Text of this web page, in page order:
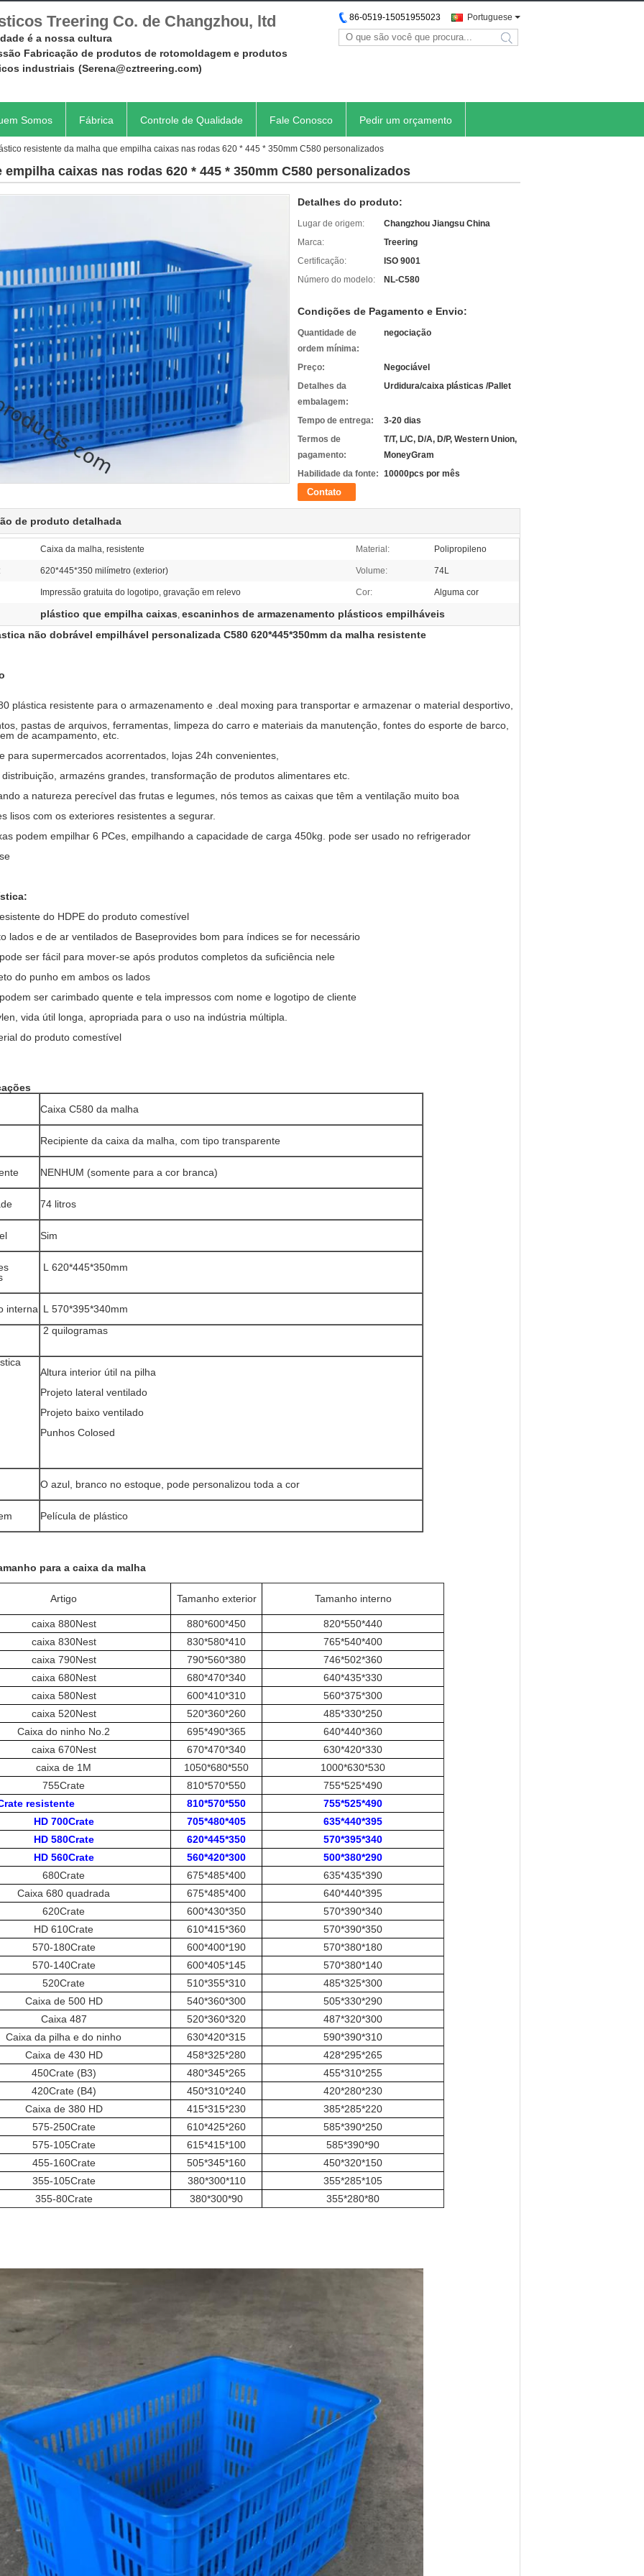
Treering Co. de Changzhou, ltd
é a nossa cultura
Fabricação de produtos de rotomoldagem e produtos
industriais (Serena@cztreering.com)
Portuguese
86-0519-15051955023
search
Somos Fábrica Controle de Qualidade Fale Conosco Pedir um orçamento
resistente da malha que empilha caixas nas rodas 620 * 445 * 350mm C580 personalizados
caixas nas rodas 620 * 445 * 350mm C580 personalizados
Detalhes do produto:
Lugar de origem:
Changzhou Jiangsu China
Marca:
Treering
Certificação:
ISO 9001
Número do modelo:
NL-C580
Condições de Pagamento e Envio:
Quantidade de
ordem mínima:
negociação
Preço:
Negociável
Detalhes da
embalagem:
Urdidura/caixa plásticas /Pallet
Tempo de entrega:
3-20 dias
Termos de
pagamento:
T/T, L/C, D/A, D/P, Western Union,
MoneyGram
Habilidade da fonte: 10000pcs por mês
Contato
de produto detalhada
Caixa da malha, resistente Material: Polipropileno
620*445*350 milímetro (exterior) Volume: 74L
Impressão gratuita do logotipo, gravação em relevo Cor: Alguma cor
plástico que empilha caixas, escaninhos de armazenamento plásticos empilháveis
não dobrável empilhável personalizada C580 620*445*350mm da malha resistente
plástica resistente para o armazenamento e .deal moxing para transportar e armazenar o material desportivo,
pastas de arquivos, ferramentas, limpeza do carro e materiais da manutenção, fontes do esporte de barco,
de acampamento, etc.
para supermercados acorrentados, lojas 24h convenientes,
armazéns grandes, transformação de produtos alimentares etc.
a natureza perecível das frutas e legumes, nós temos as caixas que têm a ventilação muito boa
lisos com os exteriores resistentes a segurar.
podem empilhar 6 PCes, empilhando a capacidade de carga 450kg. pode ser usado no refrigerador
do HDPE do produto comestível
lados e de ar ventilados de Baseprovides bom para índices se for necessário
ser fácil para mover-se após produtos completos da suficiência nele
do punho em ambos os lados
ser carimbado quente e tela impressos com nome e logotipo de cliente
vida útil longa, apropriada para o uso na indústria múltipla.
do produto comestível
Caixa C580 da malha
Recipiente da caixa da malha, com tipo transparente
NENHUM (somente para a cor branca)
74 litros
Sim
L 620*445*350mm
interna L 570*395*340mm
2 quilogramas
Altura interior útil na pilha
Projeto lateral ventilado
Projeto baixo ventilado
Punhos Colosed
O azul, branco no estoque, pode personalizou toda a cor
Película de plástico
para a caixa da malha
Artigo Tamanho exterior Tamanho interno
caixa 880Nest 880*600*450
820*550*440
caixa 830Nest
830*580*410
765*540*400
caixa 790Nest
790*560*380
746*502*360
caixa 680Nest
680*470*340
640*435*330
caixa 580Nest
600*410*310
560*375*300
caixa 520Nest
520*360*260
485*330*250
Caixa do ninho No.2
695*490*365
640*440*360
caixa 670Nest
670*470*340
630*420*330
caixa de 1M
1050*680*550
1000*630*530
755Crate
810*570*550
755*525*490
resistente
810*570*550
755*525*490
HD 700Crate
705*480*405
635*440*395
HD 580Crate
620*445*350
570*395*340
HD 560Crate
560*420*300
500*380*290
680Crate
675*485*400
635*435*390
Caixa 680 quadrada
675*485*400
640*440*395
620Crate
600*430*350
570*390*340
HD 610Crate
610*415*360
570*390*350
570-180Crate
600*400*190
570*380*180
570-140Crate
600*405*145
570*380*140
520Crate
510*355*310
485*325*300
Caixa de 500 HD
540*360*300
505*330*290
Caixa 487
520*360*320
487*320*300
Caixa da pilha e do ninho
630*420*315
590*390*310
Caixa de 430 HD
458*325*280
428*295*265
450Crate (B3)
480*345*265
455*310*255
420Crate (B4)
450*310*240
420*280*230
Caixa de 380 HD
415*315*230
385*285*220
575-250Crate
610*425*260
585*390*250
575-105Crate
615*415*100
585*390*90
455-160Crate
505*345*160
450*320*150
355-105Crate
380*300*110
355*285*105
355-80Crate
380*300*90 355*280*80